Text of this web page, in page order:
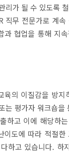
리가 될 수 있도록
직무 전문가로 계속
과 협업을 통해 지
육의 이질감을 방지
는 평가자 워크숍을
하고 이에 해당하
이도에 따라 적절한
하고 있습니다. 하